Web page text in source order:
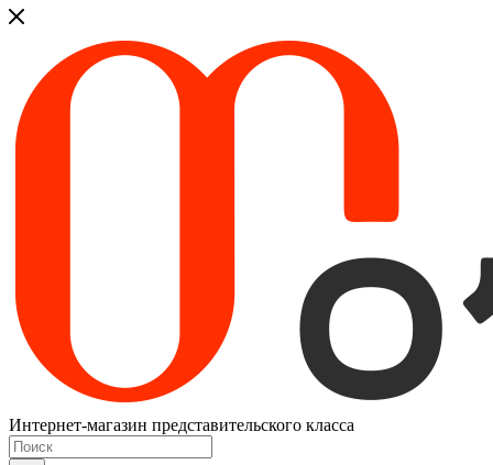
Интернет-магазин представительского класса